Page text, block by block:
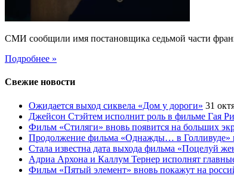
СМИ сообщили имя постановщика седьмой части
Подробнее »
Свежие новости
Ожидается выход сиквела «Дом у дороги» 31
Джейсон Стэйтем исполнит роль в фильме Гая
Фильм «Стиляги» вновь появится на больших
Продолжение фильма «Однажды… в Голливуде»
Стала известна дата выхода фильма «Поцелуй
Адриа Архона и Каллум Тернер исполнят
Фильм «Пятый элемент» вновь покажут на